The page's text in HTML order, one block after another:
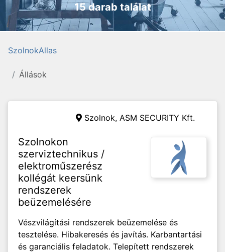
15 darab találat
SzolnokAllas
Állások
Szolnok, ASM SECURITY Kft.
Szolnokon
szerviztechnikus /
elektroműszerész
kollégát keersünk
rendszerek
beüzemelésére
Vészvilágítási rendszerek beüzemelése és
tesztelése. Hibakeresés és javítás. Karbantartási
és garanciális feladatok. Telepített rendszerek